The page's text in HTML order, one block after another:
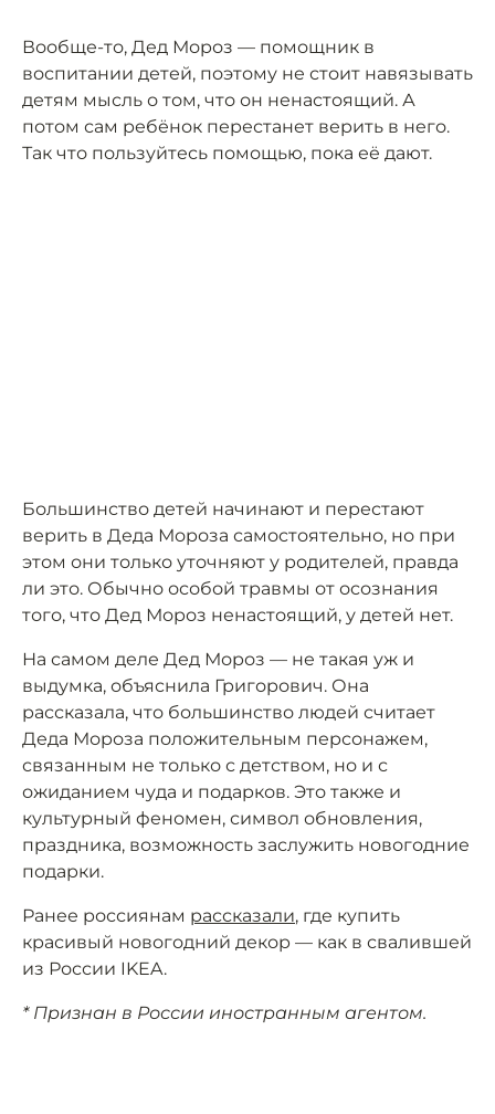
Вообще-то, Дед Мороз — помощник в
воспитании детей, поэтому не стоит навязывать
детям мысль о том, что он ненастоящий. А
потом сам ребёнок перестанет верить в него.
Так что пользуйтесь помощью, пока её дают.
Большинство детей начинают и перестают
верить в Деда Мороза самостоятельно, но при
этом они только уточняют у родителей, правда
ли это. Обычно особой травмы от осознания
того, что Дед Мороз ненастоящий, у детей нет.
На самом деле Дед Мороз — не такая уж и
выдумка, объяснила Григорович. Она
рассказала, что большинство людей считает
Деда Мороза положительным персонажем,
связанным не только с детством, но и с
ожиданием чуда и подарков. Это также и
культурный феномен, символ обновления,
праздника, возможность заслужить новогодние
подарки.
Ранее россиянам рассказали, где купить
красивый новогодний декор — как в свалившей
из России IKEA.
* Признан в России иностранным агентом.